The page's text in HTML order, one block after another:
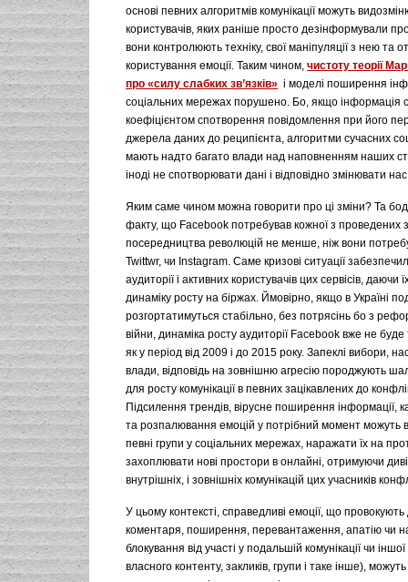
основі певних алгоритмів комунікації можуть
користувачів, яких раніше просто дезінформували
вони контролюють техніку, свої маніпуляції з нею та
користування емоції. Таким чином, чистоту теорії
про «силу слабких зв’язків» і моделі поширення
соціальних мережах порушено. Бо, якщо інформація
коефіцієнтом спотворення повідомлення при його
джерела даних до реципієнта, алгоритми сучасних
мають надто багато влади над наповненням наших
іноді не спотворювати дані і відповідно змінювати
Яким саме чином можна говорити про ці зміни? Та
факту, що Facebook потребував кожної з проведених
посередництва революцій не менше, ніж вони
Twittwr, чи Instagram. Саме кризові ситуації
аудиторії і активних користувачів цих сервісів, даючи
динаміку росту на біржах. Ймовірно, якщо в Україні
розгортатимуться стабільно, без потрясінь бо з
війни, динаміка росту аудиторії Facebook вже не
як у період від 2009 і до 2015 року. Запеклі вибори,
влади, відповідь на зовнішню агресію породжують
для росту комунікації в певних зацікавлених до
Підсилення трендів, вірусне поширення інформації,
та розпалювання емоцій у потрібний момент можуть
певні групи у соціальних мережах, наражати їх на
захоплювати нові простори в онлайні, отримуючи
внутрішніх, і зовнішніх комунікацій цих учасників
У цьому контексті, справедливі емоції, що
коментаря, поширення, перевантаження, апатію чи
блокування від участі у подальшій комунікації чи
власного контенту, закликів, групи і таке інше),